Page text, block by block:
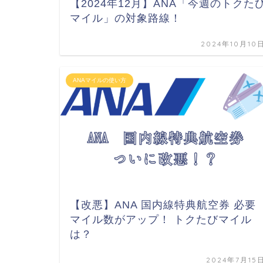
【2024年12月】ANA「今週のトクた
マイル」の対象路線！
2024年10月10
ANAマイルの使い方
【改悪】ANA 国内線特典航空券 必要
マイル数がアップ！ トクたびマイル
は？
2024年7月15